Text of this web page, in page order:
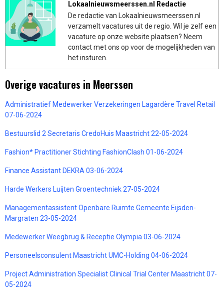
Lokaalnieuwsmeerssen.nl Redactie
De redactie van Lokaalnieuwsmeerssen.nl
verzamelt vacatures uit de regio. Wil je zelf een
vacature op onze website plaatsen? Neem
contact met ons op voor de mogelijkheden van
het insturen.
Overige vacatures in Meerssen
Administratief Medewerker Verzekeringen Lagardère Travel Retail
07-06-2024
Bestuurslid 2 Secretaris CredoHuis Maastricht 22-05-2024
Fashion* Practitioner Stichting FashionClash 01-06-2024
Finance Assistant DEKRA 03-06-2024
Harde Werkers Luijten Groentechniek 27-05-2024
Managementassistent Openbare Ruimte Gemeente Eijsden-
Margraten 23-05-2024
Medewerker Weegbrug & Receptie Olympia 03-06-2024
Personeelsconsulent Maastricht UMC-Holding 04-06-2024
Project Administration Specialist Clinical Trial Center Maastricht 07-
05-2024